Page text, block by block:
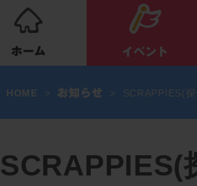
HOME > > SCRAPPIES(
SCRAPPIES(